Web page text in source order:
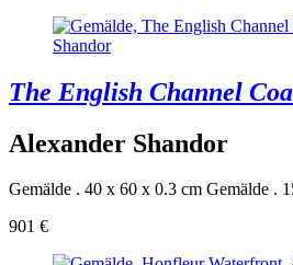
The English Channel
Alexander Shandor
Gemälde . 40 x 60 x 0.3 cm Gemälde .
901 €